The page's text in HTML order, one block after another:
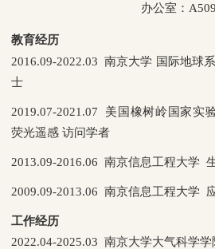
办公室：A509
教育经历
2016.09-2022.03 南京大学 国际地球
士
2019.07-2021.07 美国橡树岭国家实
荧光遥感 访问学者
2013.09-2016.06 南京信息工程大学
2009.09-2013.06 南京信息工程大学
工作经历
2022.04-2025.03 南京大学大气科学